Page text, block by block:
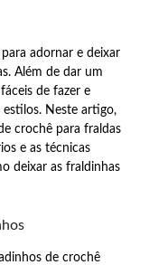
adornar e deixar
Além de dar um
de fazer e
Neste artigo,
crochê para fraldas
e as técnicas
deixar as fraldinhas
de crochê